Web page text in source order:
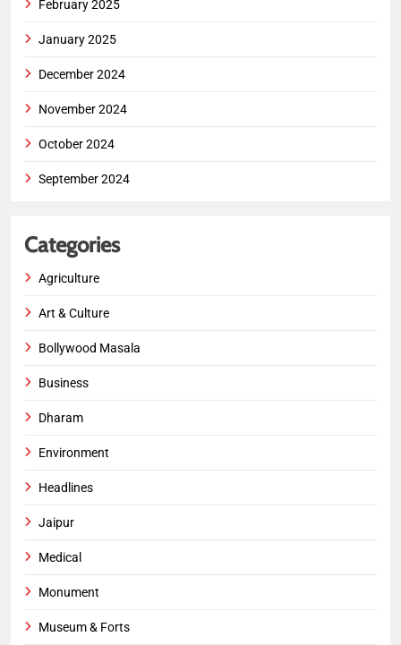
February 2025
January 2025
December 2024
November 2024
October 2024
September 2024
Categories
Agriculture
Art & Culture
Bollywood Masala
Business
Dharam
Environment
Headlines
Jaipur
Medical
Monument
Museum & Forts